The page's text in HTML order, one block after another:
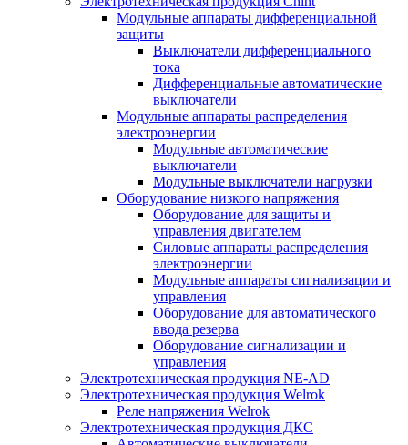
Модульные аппараты дифференциальной
защиты
Выключатели дифференциального
тока
Дифференциальные автоматические
выключатели
Модульные аппараты распределения
электроэнергии
Модульные автоматические
выключатели
Модульные выключатели нагрузки
Оборудование низкого напряжения
Оборудование для защиты и
управления двигателем
Силовые аппараты распределения
электроэнергии
Модульные аппараты сигнализации и
управления
Оборудование для автоматического
ввода резерва
Оборудование сигнализации и
управления
Электротехническая продукция NE-AD
Электротехническая продукция Welrok
Реле напряжения Welrok
Электротехническая продукция ДКС